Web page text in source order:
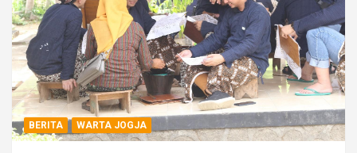
BERITA WARTA JOGJA